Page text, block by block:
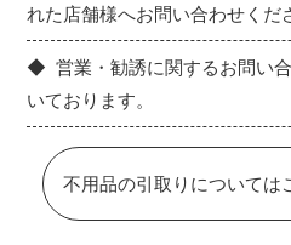
れた店舗様へお問い合わせくだ
営業・勧誘に関するお問い
いております。
不用品の引取りについては